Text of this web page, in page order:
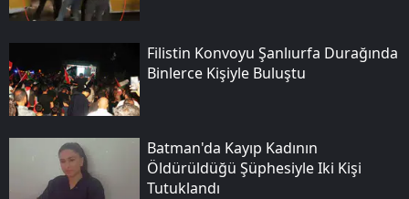
Filistin Konvoyu Şanlıurfa Durağında
Binlerce Kişiyle Buluştu
Batman'da Kayıp Kadının
Öldürüldüğü Şüphesiyle Iki Kişi
Tutuklandı